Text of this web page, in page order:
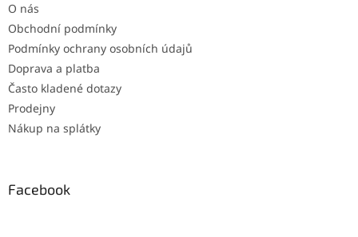
O nás
Obchodní podmínky
Podmínky ochrany osobních údajů
Doprava a platba
Často kladené dotazy
Prodejny
Nákup na splátky
Facebook